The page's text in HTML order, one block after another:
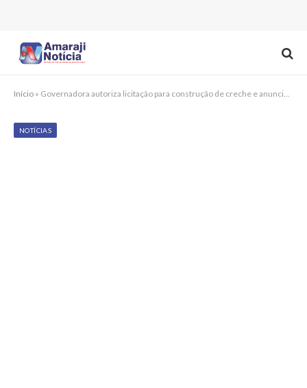
Início » Governadora autoriza licitação para construção de creche e anuncia pacote de investimentos em Primavera
NOTÍCIAS